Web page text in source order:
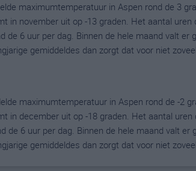
maximumtemperatuur in Aspen rond de 3
in november uit op -13 graden. Het aantal uren
de 6 uur per dag. Binnen de hele maand valt er
gemiddeldes dan zorgt dat voor niet
maximumtemperatuur in Aspen rond de -2
in december uit op -18 graden. Het aantal
de 6 uur per dag. Binnen de hele maand valt er
gemiddeldes dan zorgt dat voor niet